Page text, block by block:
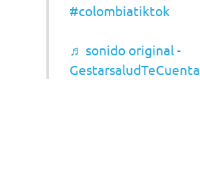
#colombiatiktok
♬ sonido original -
GestarsaludTeCuenta